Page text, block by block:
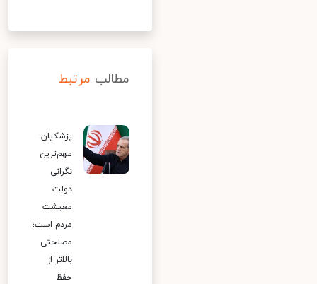
مطالب مرتبط
پزشکیان:
مهم‌ترین
نگرانی
دولت
معیشت
مردم است؛
مصلحتی
بالاتر از
حفظ